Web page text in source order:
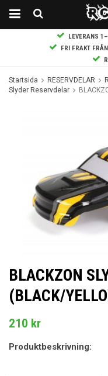
LEVERANS
FRI FRAKT
Startsida RESERVDELAR
Slyder Reservdelar
BLACKZON
(BLACK/
210 kr
Produktbeskrivning: